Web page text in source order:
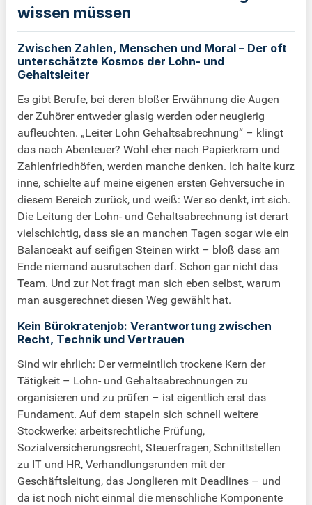
wissen müssen
Zwischen Zahlen, Menschen und Moral – Der oft
unterschätzte Kosmos der Lohn- und
Gehaltsleiter
Es gibt Berufe, bei deren bloßer Erwähnung die Augen
der Zuhörer entweder glasig werden oder neugierig
aufleuchten. „Leiter Lohn Gehaltsabrechnung“ – klingt
das nach Abenteuer? Wohl eher nach Papierkram und
Zahlenfriedhöfen, werden manche denken. Ich halte kurz
inne, schielte auf meine eigenen ersten Gehversuche in
diesem Bereich zurück, und weiß: Wer so denkt, irrt sich.
Die Leitung der Lohn- und Gehaltsabrechnung ist derart
vielschichtig, dass sie an manchen Tagen sogar wie ein
Balanceakt auf seifigen Steinen wirkt – bloß dass am
Ende niemand ausrutschen darf. Schon gar nicht das
Team. Und zur Not fragt man sich eben selbst, warum
man ausgerechnet diesen Weg gewählt hat.
Kein Bürokratenjob: Verantwortung zwischen
Recht, Technik und Vertrauen
Sind wir ehrlich: Der vermeintlich trockene Kern der
Tätigkeit – Lohn- und Gehaltsabrechnungen zu
organisieren und zu prüfen – ist eigentlich erst das
Fundament. Auf dem stapeln sich schnell weitere
Stockwerke: arbeitsrechtliche Prüfung,
Sozialversicherungsrecht, Steuerfragen, Schnittstellen
zu IT und HR, Verhandlungsrunden mit der
Geschäftsleitung, das Jonglieren mit Deadlines – und
da ist noch nicht einmal die menschliche Komponente